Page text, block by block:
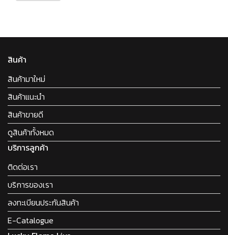
สินค้า
สินค้ามาใหม่
สินค้าแนะนำ
สินค้าขายดี
ดูสินค้าทั้งหมด
บริการลูกค้า
ติดต่อเรา
บริการของเรา
ลงทะเบียนประกันสินค้า
E-Catalogue